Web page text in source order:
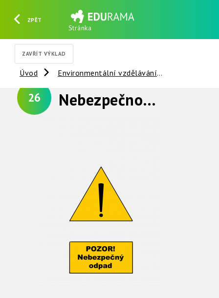
ZPĚT
Stránka
ZAVŘÍT VÝKLAD
Úvod Environmentální vzdělávání
26 Nebezpečnost a odstraňování odpadů